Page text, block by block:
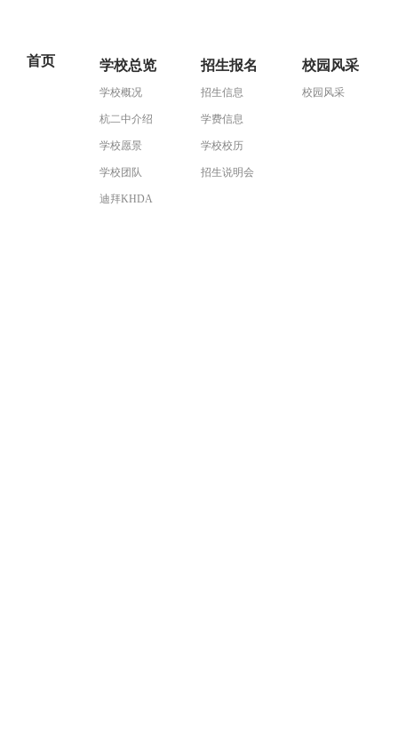
首页 学校总览
学校概况
杭二中介绍
学校愿景
学校团队
迪拜KHDA
招生报名
招生信息
学费信息
学校校历
招生说明会
校园风采
校园风采